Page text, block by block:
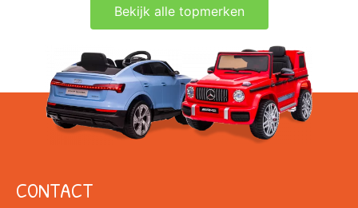
Bekijk alle topmerken
CONTACT